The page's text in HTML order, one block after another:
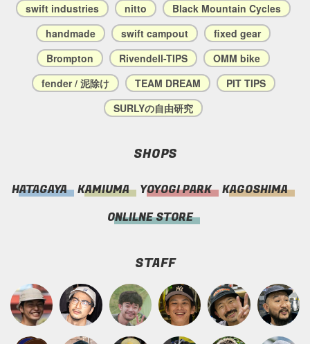
swift industries
nitto
Black Mountain Cycles
handmade
swift campout
fixed gear
Brompton
Rivendell-TIPS
OMM bike
fender / 泥除け
TEAM DREAM
PIT TIPS
SURLYの自由研究
SHOPS
HATAGAYA KAMIUMA YOYOGI PARK
KAGOSHIMA
ONLILNE STORE
STAFF